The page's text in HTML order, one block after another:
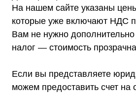
На нашем сайте указаны
которые уже включают НДС
Вам не нужно дополнительно
налог — стоимость
Если вы представляете
можем предоставить счет на